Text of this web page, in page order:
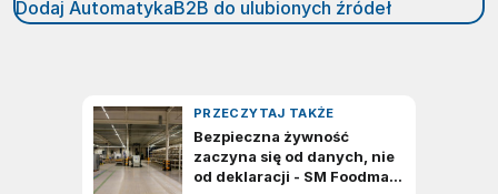
Dodaj AutomatykaB2B do ulubionych źródeł